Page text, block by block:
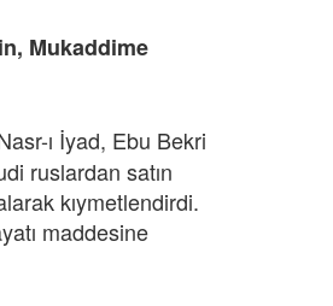
Mukaddime
ı İyad, Ebu Bekri
ruslardan satın
kıymetlendirdi.
maddesine